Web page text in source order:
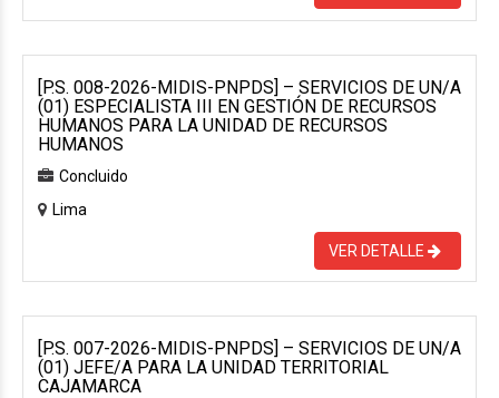
[P.S. 008-2026-MIDIS-PNPDS] – SERVICIOS DE UN/A
(01) ESPECIALISTA III EN GESTIÓN DE RECURSOS
HUMANOS PARA LA UNIDAD DE RECURSOS
HUMANOS
Concluido
Lima
VER DETALLE
[P.S. 007-2026-MIDIS-PNPDS] – SERVICIOS DE UN/A
(01) JEFE/A PARA LA UNIDAD TERRITORIAL
CAJAMARCA